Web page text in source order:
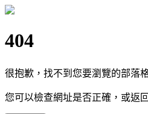
404
很抱歉，找不到您要瀏覽的部落
您可以檢查網址是否正確，或返